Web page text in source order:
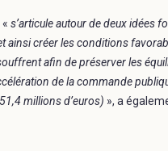
s’articule autour de deux idées
créer les conditions
afin de préserver les
de la commande
millions d’euros) », a